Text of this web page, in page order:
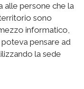
alle persone che la
sono
informatico,
poteva pensare ad
la sede